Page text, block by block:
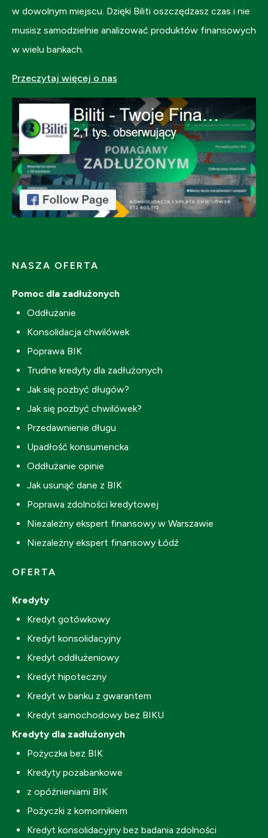
w dowolnym miejscu. Dzięki Biliti oszczędzasz czas i nie
musisz samodzielnie analizować produktów finansowych
w wielu bankach.
Przeczytaj więcej o nas
NASZA OFERTA
Pomoc dla zadłużonych
Oddłużanie
Konsolidacja chwilówek
Poprawa BIK
Trudne kredyty dla zadłużonych
Jak się pozbyć długów?
Jak się pozbyć chwilówek?
Przedawnienie długu
Upadłość konsumencka
Oddłużanie opinie
Jak usunąć dane z BIK
Poprawa zdolności kredytowej
Niezależny ekspert finansowy w Warszawie
Niezależny ekspert finansowy Łódź
OFERTA
Kredyty
Kredyt gotówkowy
Kredyt konsolidacyjny
Kredyt oddłużeniowy
Kredyt hipoteczny
Kredyt w banku z gwarantem
Kredyt samochodowy bez BIKU
Kredyty dla zadłużonych
Pożyczka bez BIK
Kredyty pozabankowe
z opóźnieniami BIK
Pożyczki z komornikiem
Kredyt konsolidacyjny bez badania zdolności